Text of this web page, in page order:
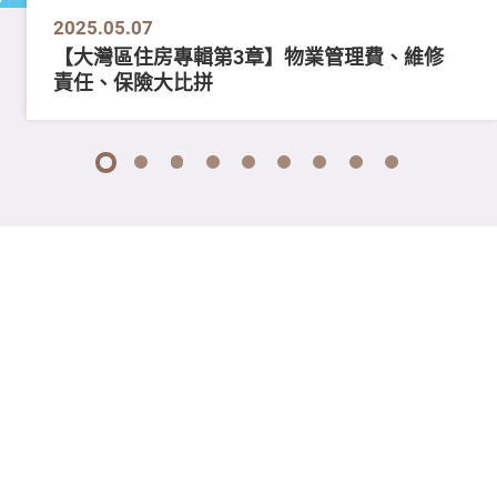
2025.05.07
【大灣區住房專輯第3章】物業管理費、維修
責任、保險大比拼
1 2 3 4 5 6 7 8 9